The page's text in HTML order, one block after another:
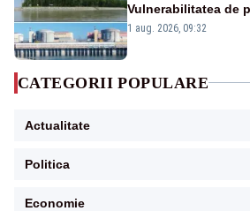
Vulnerabilitatea de
în pericol Centrala
1 aug. 2026, 09:32
CATEGORII POPULARE
Actualitate
Politica
Economie